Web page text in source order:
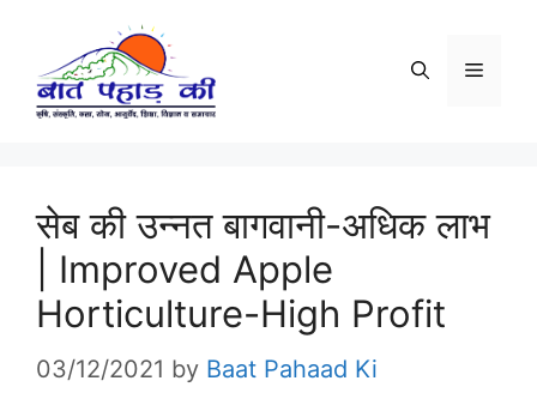
content
Menu
सेब की उन्नत बागवानी-अधिक लाभ
| Improved Apple
Horticulture-High Profit
03/12/2021 by Baat Pahaad Ki